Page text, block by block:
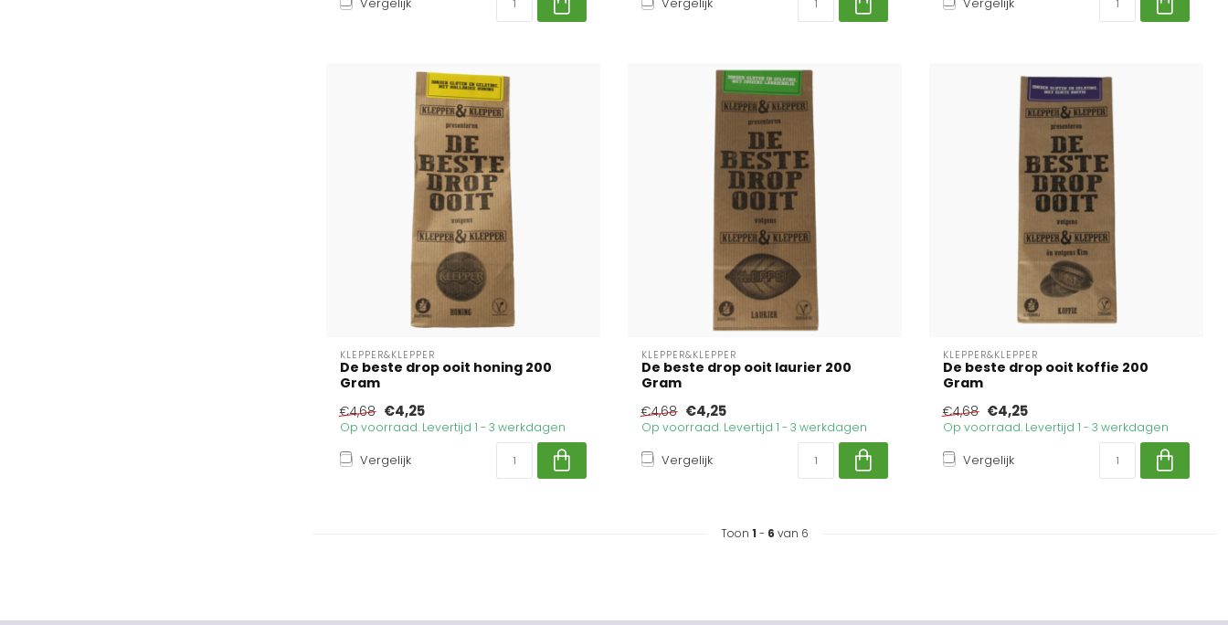
KLEPPER&KLEPPER
De beste drop ooit honing 200
Gram
€4,68 €4,25
Op voorraad. Levertijd 1 - 3 werkdagen
Vergelijk
KLEPPER&KLEPPER
De beste drop ooit laurier 200
Gram
€4,68 €4,25
Op voorraad. Levertijd 1 - 3 werkdagen
Vergelijk
KLEPPER&KLEPPER
De beste drop ooit koffie 200
Gram
€4,68 €4,25
Op voorraad. Levertijd 1 - 3 werkdagen
Vergelijk
Toon 1 - 6 van 6